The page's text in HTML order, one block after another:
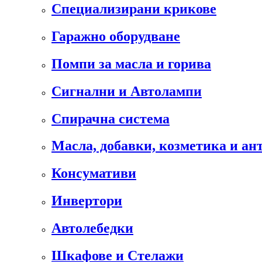
Специализирани крикове
Гаражно оборудване
Помпи за масла и горива
Сигнални и Автолампи
Спирачна система
Масла, добавки, козметика и
Консумативи
Инвертори
Автолебедки
Шкафове и Стелажи